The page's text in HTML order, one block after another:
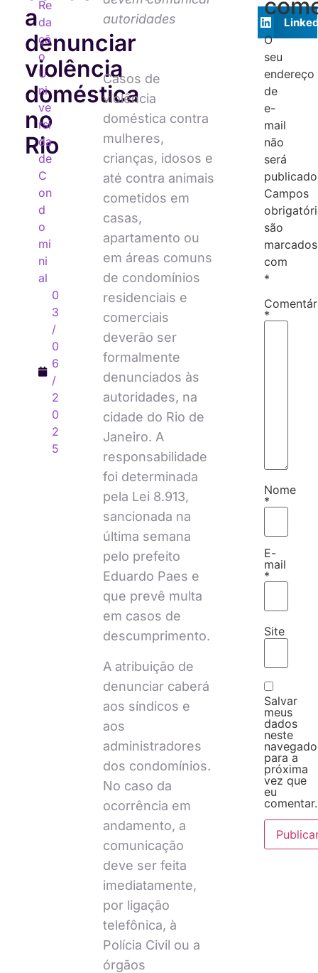
a
denunciar
violência
doméstica
no
Rio
Re
da
çã
o
U
ni
ve
rsi
da
de
C
on
d
o
mi
ni
al
0
3
/
0
6
/
2
0
2
5
autoridades
Casos de
violência
doméstica contra
mulheres,
crianças, idosos e
até contra animais
cometidos em
casas,
apartamento ou
em áreas comuns
de condomínios
residenciais e
comerciais
deverão ser
formalmente
denunciados às
autoridades, na
cidade do Rio de
Janeiro. A
responsabilidade
foi determinada
pela Lei 8.913,
sancionada na
última semana
pelo prefeito
Eduardo Paes e
que prevê multa
em casos de
descumprimento.
A atribuição de
denunciar caberá
aos síndicos e
aos
administradores
dos condomínios.
No caso da
ocorrência em
andamento, a
comunicação
deve ser feita
imediatamente,
por ligação
telefônica, à
Polícia Civil ou a
órgãos
O
seu
endereço
de
e-
mail
não
será
Campos
são
marcados
com
*
*
Nome
*
E-
mail
*
Site
Salvar
meus
dados
neste
para a
próxima
vez que
eu
comentar.